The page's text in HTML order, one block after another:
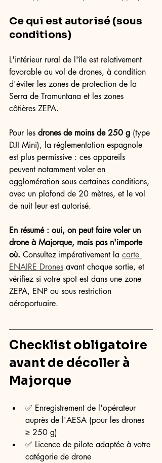
Ce qui est autorisé (sous
conditions)
L'intérieur rural de l'île est relativement
favorable au vol de drones, à condition
d'éviter les zones de protection de la
Serra de Tramuntana et les zones
côtières ZEPA.
Pour les drones de moins de 250 g (type
DJI Mini), la réglementation espagnole
est plus permissive : ces appareils
peuvent notamment voler en
agglomération sous certaines conditions,
avec un plafond de 20 mètres, et le vol
de nuit leur est autorisé.
En résumé : oui, on peut faire voler un
drone à Majorque, mais pas n'importe
où. Consultez impérativement la carte
ENAIRE Drones avant chaque sortie, et
vérifiez si votre spot est dans une zone
ZEPA, ENP ou sous restriction
aéroportuaire.
Checklist obligatoire
avant de décoller à
Majorque
✅ Enregistrement de l'opérateur
auprès de l'AESA (pour les drones
≥ 250 g)
✅ Licence de pilote adaptée à votre
catégorie de drone